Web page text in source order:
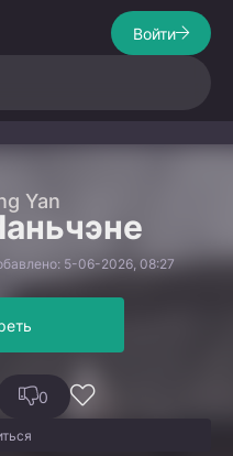
Войти
Yan
5-06-2026, 08:27
0